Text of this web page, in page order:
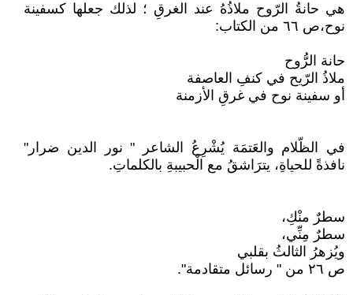
هي حانةُ الرّوح ملاذُهُ عند الغرقِ ؛ لذلك جعلها كسفينة
نوح،ص ٦٦ من الكتاب:
حانة الرُّوح
ملاذُ الرّيح في كنفِ العاصفة
أو سفينة نوح في غرقِ الأزمنة
في الظّلام والعَتمَة يُشْرِعُ الشاعر " نور الدين ضرار"
نافذةً للحياةِ، يترَاشقُ مع الْحبيبةِ بالكلماتِ.
سطرٌ منْكِ،
سطرٌ مِنِّي،
ويُزهرُ الثالثُ بقلبي
ص ٢٦ من " رسائل متقادمة".